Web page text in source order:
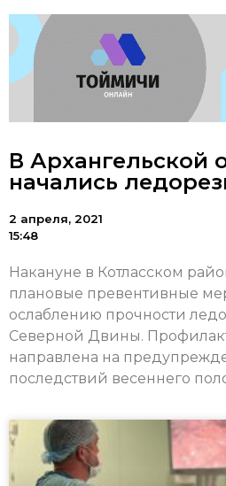
В Архангельской
начались
2 апреля, 2021
15:48
Накануне в Котласском
плановые превентивные
ослаблению прочности
Северной Двины.
направлена на
последствий весеннего